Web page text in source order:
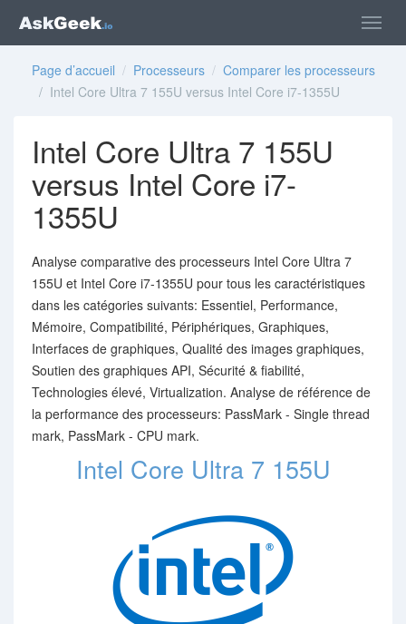
Page d’accueil / Processeurs / Comparer les processeurs
/ Intel Core Ultra 7 155U versus Intel Core i7-1355U
Intel Core Ultra 7 155U
versus Intel Core i7-
1355U
Analyse comparative des processeurs Intel Core Ultra 7
155U et Intel Core i7-1355U pour tous les caractéristiques
dans les catégories suivants: Essentiel, Performance,
Mémoire, Compatibilité, Périphériques, Graphiques,
Interfaces de graphiques, Qualité des images graphiques,
Soutien des graphiques API, Sécurité & fiabilité,
Technologies élevé, Virtualization. Analyse de référence de
la performance des processeurs: PassMark - Single thread
mark, PassMark - CPU mark.
Intel Core Ultra 7 155U